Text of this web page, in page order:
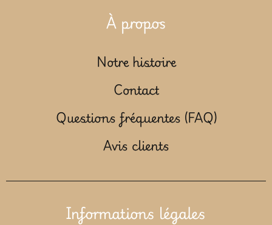
À propos
Notre histoire
Contact
Questions fréquentes (FAQ)
Avis clients
Informations légales